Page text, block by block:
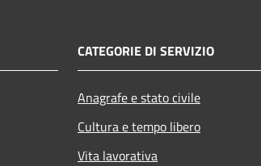
CATEGORIE DI SERVIZIO
Anagrafe e stato civile
Cultura e tempo libero
Vita lavorativa